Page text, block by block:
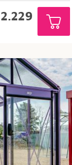
2.229Prijsklasse:
€1.599